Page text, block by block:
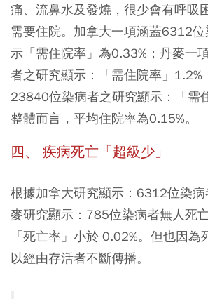
痛、流鼻水及發燒，很少會有呼吸
需要住院。加拿大一項涵蓋6312
示「需住院率」為0.33%；丹麥一
者之研究顯示：「需住院率」1.2%
23840位染病者之研究顯示：「需
整體而言，平均住院率為0.15%。
四、 疾病死亡「超級少」
根據加拿大研究顯示：6312位染
麥研究顯示：785位染病者無人死
「死亡率」小於 0.02%。但也因
以經由存活者不斷傳播。